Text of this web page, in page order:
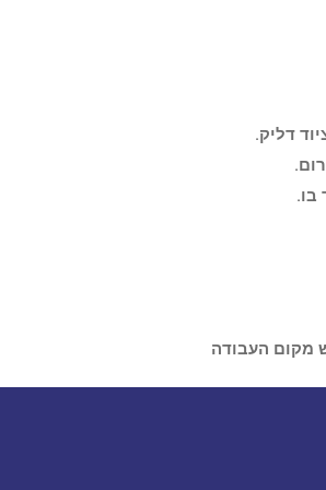
דליק.
בו.
מקום העבודה